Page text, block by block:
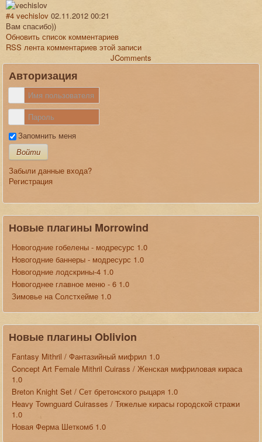
#4 vechislov 02.11.2012 00:21
Вам спасибо))
Обновить список комментариев
RSS лента комментариев этой записи
JComments
Авторизация
Запомнить меня
Войти
Забыли данные входа?
Регистрация
Новые плагины Morrowind
Новогодние гобелены - модресурс 1.0
Новогодние баннеры - модресурс 1.0
Новогодние лодскрины-4 1.0
Новогоднее главное меню - 6 1.0
Зимовье на Солстхейме 1.0
Новые плагины Oblivion
Fantasy Mithril / Фантазийный мифрил 1.0
Concept Art Female Mithril Cuirass / Женская мифриловая кираса
1.0
Breton Knight Set / Сет бретонского рыцаря 1.0
Heavy Townguard Cuirasses / Тяжелые кирасы городской стражи
1.0
Новая Ферма Шеткомб 1.0